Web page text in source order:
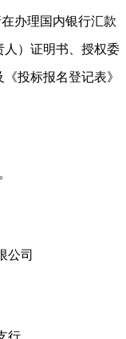
办理国内银行汇款
人）证明书、授权委
投标报名登记表》
公司
行